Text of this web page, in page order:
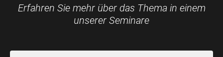
Erfahren Sie mehr über das Thema in einem
unserer Seminare